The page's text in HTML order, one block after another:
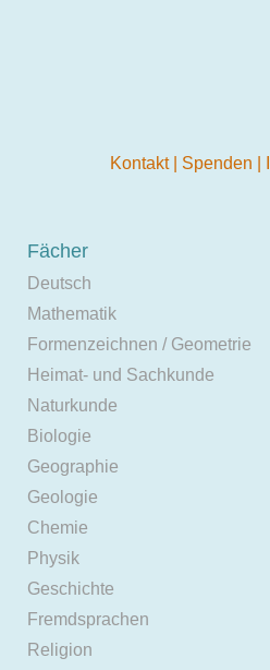
Kontakt Spenden
Fächer
Deutsch
Mathematik
Formenzeichnen / Geometrie
Heimat- und Sachkunde
Naturkunde
Biologie
Geographie
Geologie
Chemie
Physik
Geschichte
Fremdsprachen
Religion